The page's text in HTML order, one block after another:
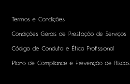
Termos e Condições
Condições Gerais de Prestação de Serviços
Código de Conduta e Ética Profissional
Plano de Compliance e Prevenção de Riscos